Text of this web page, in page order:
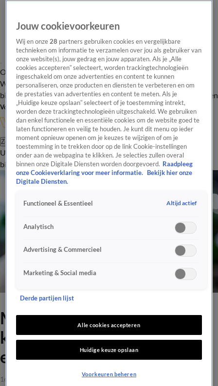
Overzicht Onze programma's Uitzendingen Onze gezichten
In de
WandelgangenInterviewsUitzending
bijwonenPodcastShopVeelgestelde vragenKijkersvraag insturen
Volg Vandaag Inside
Zoeken
UitzendingenVandaag InsideDe OranjezomerShopUitzending
bijwonen
Max Verstappen baalt van
kwalificatie: ‘Winnen kun je
echt vergeten’
16 sep 2023, 18:16
Jouw cookievoorkeuren
Wij en onze28 partners gebruiken cookies en vergelijkbare
technieken om informatie te verzamelen over jou als gebruiker van
onze website(s), jouw gedrag en jouw apparaten. Als je „Alle
cookies accepteren” selecteert, worden trackingtechnologieën
ingeschakeld om onze advertenties en content te kunnen
personaliseren, onze producten en diensten te verbeteren en om
de prestaties van advertenties en content te meten. Als je
„Huidige keuze opslaan” selecteert of je toestemming intrekt,
worden deze trackingtechnologieën uitgeschakeld. We gebruiken
dan enkel functionele en essentiële cookies om de website goed te
laten functioneren en veilig te houden. Je kunt dit menu op ieder
moment opnieuw openen om je keuzes te wijzigen of om je
toestemming in te trekken door op de link Cookie-instellingen
onder aan de webpagina te klikken. Je selecties zullen overal
binnen onze Digitale Diensten worden doorgevoerd. Raadpleeg
onze Cookieverklaring voor meer informatie.
Bekijk hier onze
Digitale Diensten.
Functioneel & Essentieel Altijd actief
Analytisch
Advertising & Commercieel
Marketing & Social media
Derde partijen lijst
Alle cookies accepteren
Huidige keuze opslaan
Voorkeuren beheren